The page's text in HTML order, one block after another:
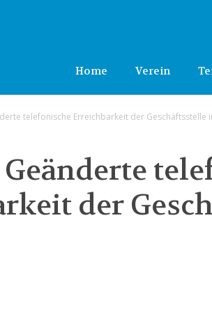
e.V.
Home Verein
telefonische Erreichbarkeit der Geschäftsstelle
der